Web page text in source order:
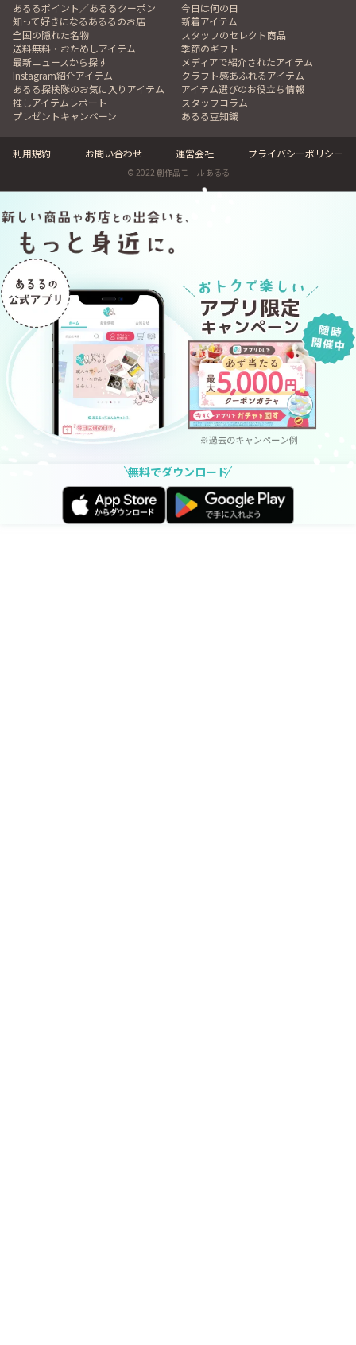
大切な人との絆を形にしたい、変わらない愛情や感謝を
伝えたい、心温まる洗練されたインテリアが欲しい、特
別な日に相応しい意味のある記念品を贈りたい。想いを
伝える工夫が満載のchapobookのメッセージスタンド
は、そんな声にお応えするべく誕生しました。リビング
やダイニング、寝室やデスクなど、インテリアとして部
屋の一角に置くことで、空間が和み、見る人の心を優し
く包みます。また、デザインや仕組みに込められた深い
意味が、ふとした瞬間に「互いに向き合うことの大切
さ」を思い出させてくれます。結婚記念日や交際の周年
祝い、アニバーサリーに贈る愛情を込めた一言のメッセ
ージが、日々の暮らしの中で再び心に届く時、二人の関
係をより確かなものへと昇華してくれるでしょう。
特別な人との毎日を、もっと特別なものに。
で、未来の二人に祝福とエールを☆
あるるポイント／あるるクーポン
今日は何の日
知って好きになるあるるのお店
新着アイテム
全国の隠れた名物
スタッフのセレクト商品
送料無料・おためしアイテム
季節のギフト
最新ニュースから探す
メディアで紹介されたアイテム
Instagram紹介アイテム
クラフト感あふれるアイテム
あるる探検隊のお気に入りアイテム
アイテム選びのお役立ち情報
推しアイテムレポート
スタッフコラム
プレゼントキャンペーン
あるる豆知識
利用規約 お問い合わせ 運営会社 プライバシーポリシー
© 2022 創作品モール あるる
無料でダウンロード